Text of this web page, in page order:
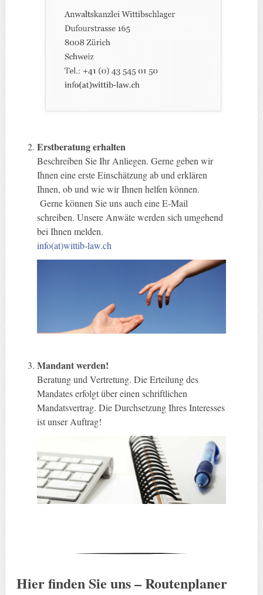
Erstberatung erhalten
Beschreiben Sie Ihr Anliegen. Gerne geben wir
Ihnen eine erste Einschätzung ab und erklären
Ihnen, ob und wie wir Ihnen helfen können.
Gerne können Sie uns auch eine E-Mail
schreiben. Unsere Anwäte werden sich umgehend
bei Ihnen melden.
info(at)wittib-law.ch
Mandant werden!
Beratung und Vertretung. Die Erteilung des
Mandates erfolgt über einen schriftlichen
Mandatsvertrag. Die Durchsetzung Ihres Interesses
ist unser Auftrag!
Hier finden Sie uns – Routenplaner